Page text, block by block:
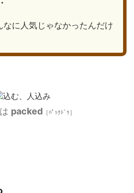
に人気じゃなかったんだけ
は packed ［ﾊﾟｯｸﾄﾞｩ］